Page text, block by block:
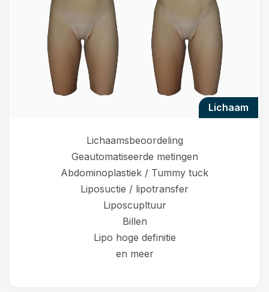
lichaam
Lichaamsbeoordeling
Geautomatiseerde metingen
Abdominoplastiek / Tummy tuck
Liposuctie / lipotransfer
Liposcupltuur
Billen
Lipo hoge definitie
en meer